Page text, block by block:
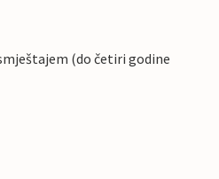
(do četiri godine